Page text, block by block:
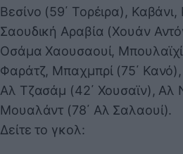
Βεσίνο (59΄ Τορέιρα),
Σαουδική Αραβία (Χουάν
Οσάμα Χαουσαουί,
Φαράτζ, Μπαχμπρί (75΄
Αλ Τζασάμ (42΄ Χουσαϊν), Αλ
Μουαλάντ (78΄ Αλ Σαλαουί).
Δείτε το γκολ: